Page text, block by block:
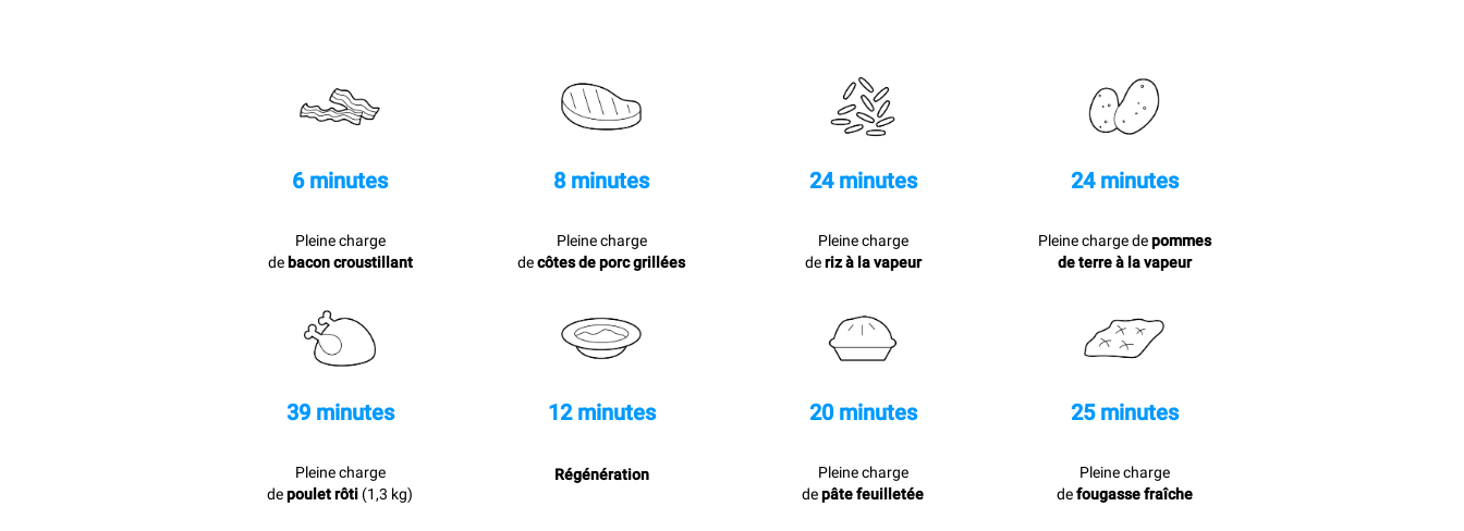
6 minutes
Pleine charge
de bacon croustillant
8 minutes
Pleine charge
decôtes de porc grillées
24 minutes
Pleine charge
deriz à la vapeur
24 minutes
Pleine charge depommes
de terre à la vapeur
39 minutes
Pleine charge
depoulet rôti (1,3 kg)
12 minutes
Régénération
20 minutes
Pleine charge
depâte feuilletée
25 minutes
Pleine charge
defougasse fraîche